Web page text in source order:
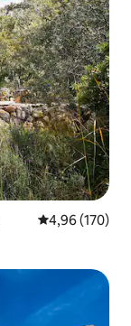
საშუალო
4,96 (170)